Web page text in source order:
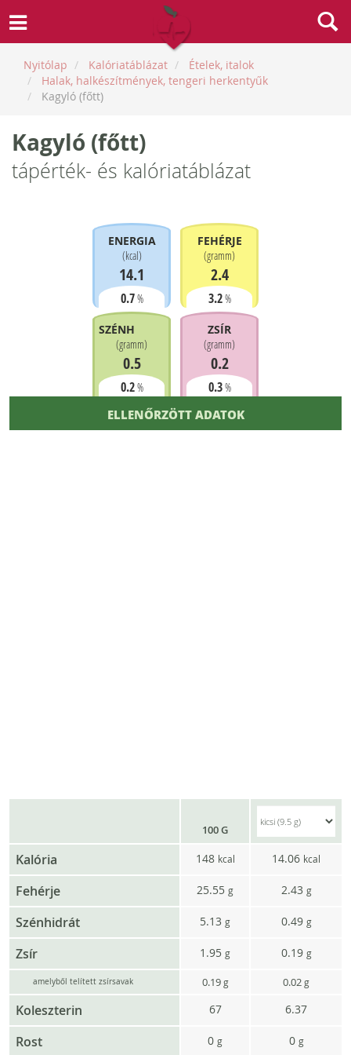
Nyitólap Kalóriatáblázat
Ételek, italok
Halak, halkészítmények, tengeri herkentyűk
Kagyló (főtt)
Kagyló (főtt)
tápérték- és kalóriatáblázat
ENERGIA
(kcal)
14.1
0.7%
FEHÉRJE
(gramm)
2.4
3.2%
SZÉNHIDRÁT
(gramm)
0.5
0.2%
ZSÍR
(gramm)
0.2
0.3%
ELLENŐRZÖTT ADATOK
100 G
Kalória 148 kcal 14.06 kcal
Fehérje 25.55 g 2.43 g
Szénhidrát 5.13 g 0.49 g
Zsír 1.95 g 0.19 g
amelyből telített zsírsavak 0.19g 0.02g
Koleszterin 67 6.37
Rost 0 g 0 g